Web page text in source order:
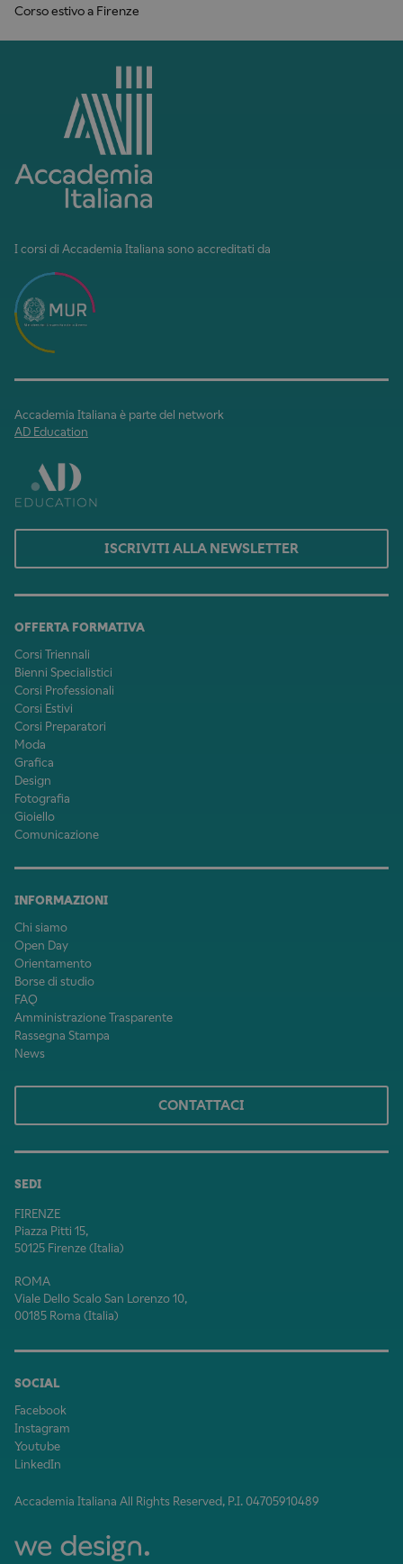
Corso estivo a Firenze
I corsi di Accademia Italiana sono accreditati da
Accademia Italiana è parte del network
AD Education
ISCRIVITI ALLA NEWSLETTER
OFFERTA FORMATIVA
Corsi Triennali
Bienni Specialistici
Corsi Professionali
Corsi Estivi
Corsi Preparatori
Moda
Grafica
Design
Fotografia
Gioiello
Comunicazione
INFORMAZIONI
Chi siamo
Open Day
Orientamento
Borse di studio
FAQ
Amministrazione Trasparente
Rassegna Stampa
News
SEDI
FIRENZE
Piazza Pitti 15,
50125 Firenze (Italia)
ROMA
Viale Dello Scalo San Lorenzo 10,
00185 Roma (Italia)
SOCIAL
Facebook
Instagram
Youtube
LinkedIn
Accademia Italiana All Rights Reserved, P.I. 04705910489
CONTATTACI